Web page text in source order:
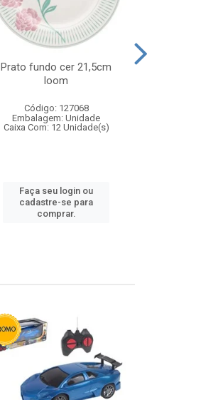
Prato fundo cer 21,5cm
loom
Código: 127068
Embalagem: Unidade
Caixa Com: 12 Unidade(s)
Faça seu login ou
cadastre-se para
comprar.